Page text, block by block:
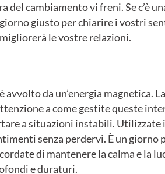
del cambiamento vi freni. Se c’è
giusto per chiarire i vostri
le vostre relazioni.
avvolto da un’energia magnetica.
a come gestite queste
a situazioni instabili. Utilizzate
senza perdervi. È un
di mantenere la calma e la
e duraturi.